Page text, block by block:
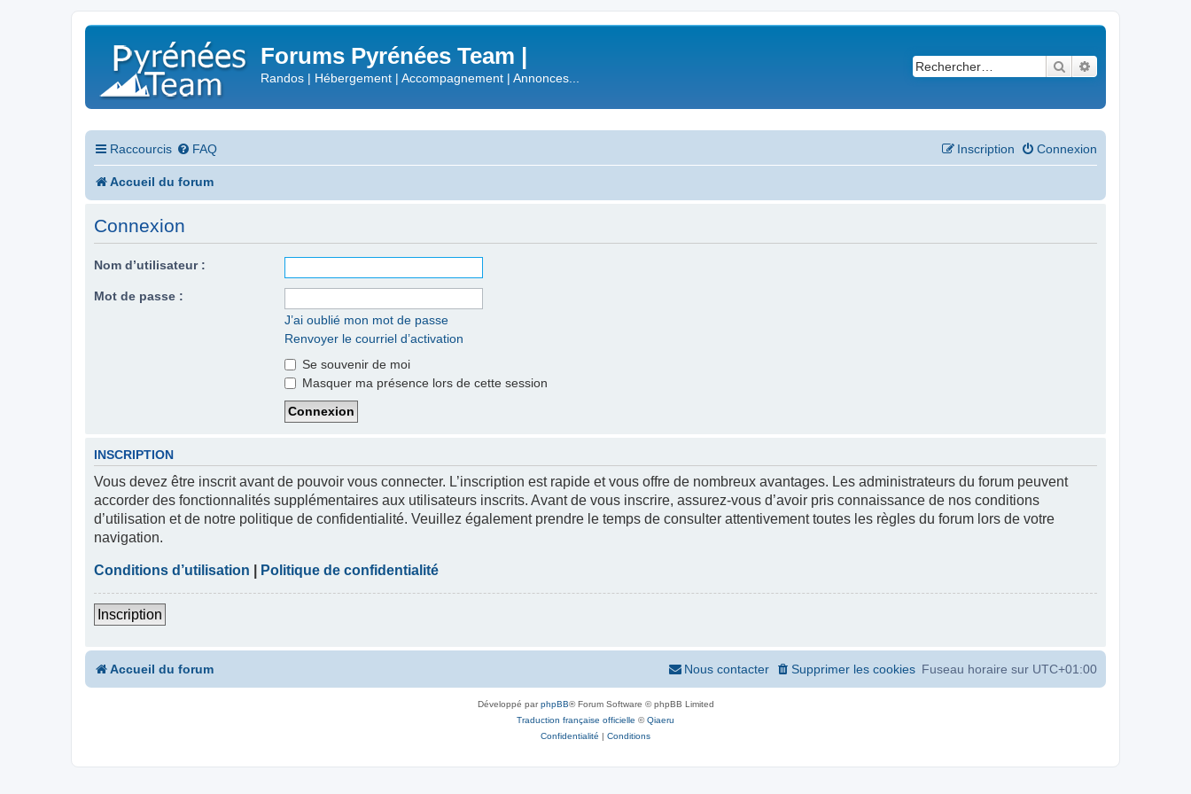
Forums Pyrénées Team |
Randos | Hébergement | Accompagnement | Annonces...
Rechercher
Raccourcis FAQ Connexion
Inscription
Accueil du forum
Connexion
Nom d’utilisateur :
Mot de passe :
J’ai oublié mon mot de passe
Renvoyer le courriel d’activation
Se souvenir de moi
Masquer ma présence lors de cette session
INSCRIPTION
Vous devez être inscrit avant de pouvoir vous connecter. L’inscription est rapide et vous offre de nombreux avantages. Les administrateurs du forum peuvent
accorder des fonctionnalités supplémentaires aux utilisateurs inscrits. Avant de vous inscrire, assurez-vous d’avoir pris connaissance de nos conditions
d’utilisation et de notre politique de confidentialité. Veuillez également prendre le temps de consulter attentivement toutes les règles du forum lors de votre
navigation.
Conditions d’utilisation Politique de confidentialité
Inscription
Accueil du forum Fuseau horaire sur UTC+01:00
Supprimer les cookies
Nous contacter
Développé parphpBB® Forum Software © phpBB Limited
Traduction française officielle ©Qiaeru
Confidentialité | Conditions